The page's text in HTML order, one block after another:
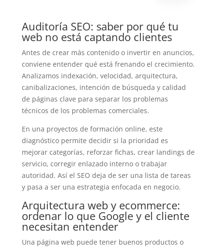
Auditoría SEO: saber por qué tu
web no está captando clientes
Antes de crear más contenido o invertir en anuncios,
conviene entender qué está frenando el crecimiento.
Analizamos indexación, velocidad, arquitectura,
canibalizaciones, intención de búsqueda y calidad
de páginas clave para separar los problemas
técnicos de los problemas comerciales.
En una proyectos de formación online, este
diagnóstico permite decidir si la prioridad es
mejorar categorías, reforzar fichas, crear landings de
servicio, corregir enlazado interno o trabajar
autoridad. Así el SEO deja de ser una lista de tareas
y pasa a ser una estrategia enfocada en negocio.
Arquitectura web y ecommerce:
ordenar lo que Google y el cliente
necesitan entender
Una página web puede tener buenos productos o